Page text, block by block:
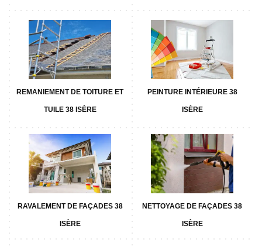
REMANIEMENT DE TOITURE ET
TUILE 38 ISÈRE
PEINTURE INTÉRIEURE 38
ISÈRE
RAVALEMENT DE FAÇADES 38
ISÈRE
NETTOYAGE DE FAÇADES 38
ISÈRE